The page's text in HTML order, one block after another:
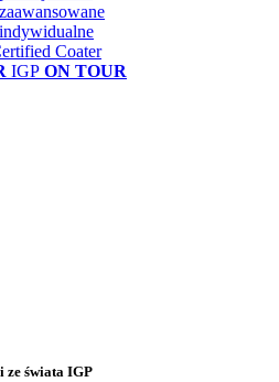
Coater
IGP ON TOUR
ze świata IGP